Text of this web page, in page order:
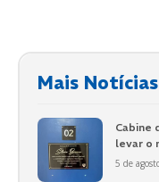
Mais Notícias
Cabine
levar o
5 de